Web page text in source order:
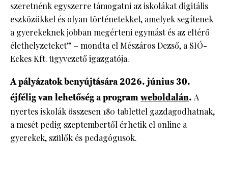
szeretnénk egyszerre támogatni az iskolákat digitális
eszközökkel és olyan történetekkel, amelyek segítenek
a gyerekeknek jobban megérteni egymást és az eltérő
élethelyzeteket” – mondta el Mészáros Dezső, a SIÓ-
Eckes Kft. ügyvezető igazgatója.
A pályázatok benyújtására 2026. június 30.
éjfélig van lehetőség a programweboldalán. A
nyertes iskolák összesen 180 tablettel gazdagodhatnak,
a mesét pedig szeptembertől érhetik el online a
gyerekek, szülők és pedagógusok.